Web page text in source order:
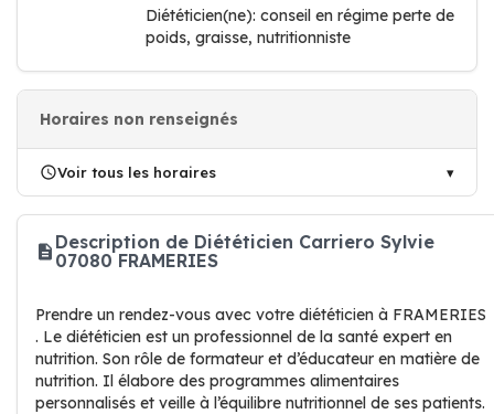
Diététicien(ne): conseil en régime perte de
poids, graisse, nutritionniste
Horaires non renseignés
Voir tous les horaires
Description de Diététicien Carriero Sylvie
07080 FRAMERIES
Prendre un rendez-vous avec votre diététicien à FRAMERIES
. Le diététicien est un professionnel de la santé expert en
nutrition. Son rôle de formateur et d’éducateur en matière de
nutrition. Il élabore des programmes alimentaires
personnalisés et veille à l’équilibre nutritionnel de ses patients.